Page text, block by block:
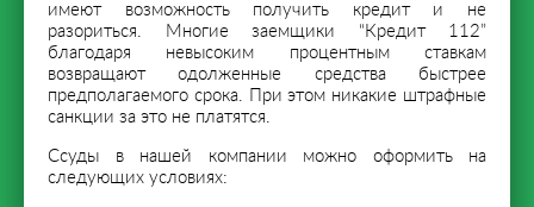
имеют возможность получить кредит и не
разориться. Многие заемщики “Кредит 112”
благодаря невысоким процентным ставкам
возвращают одолженные средства быстрее
предполагаемого срока. При этом никакие штрафные
санкции за это не платятся.
Ссуды в нашей компании можно оформить на
следующих условиях: